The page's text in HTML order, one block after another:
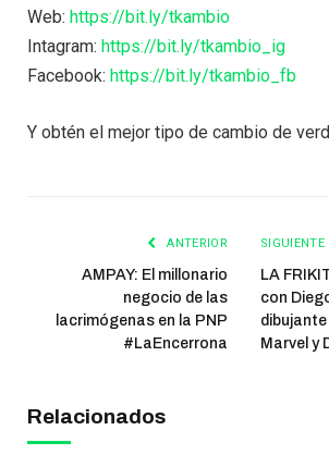
Web: https://bit.ly/tkambio
Intagram: https://bit.ly/tkambio_ig
Facebook: https://bit.ly/tkambio_fb
Y obtén el mejor tipo de cambio de
ANTERIOR
AMPAY: El millonario
negocio de las
lacrimógenas en la PNP
#LaEncerrona
SIGUIENTE
LA
con
Marvel y
Relacionados